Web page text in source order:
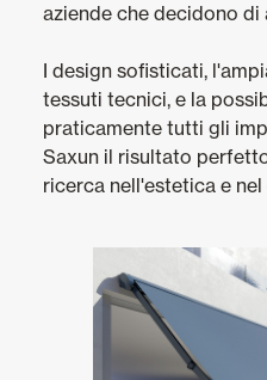
aziende che decidono di
I design sofisticati,
tessuti tecnici, e la
praticamente tutti gli
Saxun il risultato
ricerca nell'estetica e
A cavo
A caduta Stor
Cortina Paravento
Porte Automatiche